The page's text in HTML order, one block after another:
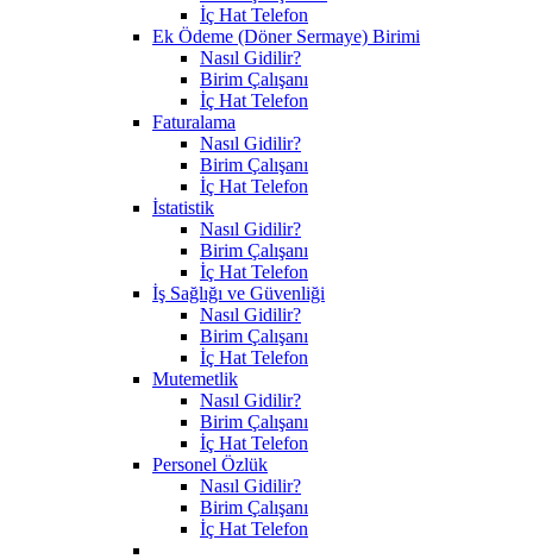
İç Hat Telefon
Ek Ödeme (Döner Sermaye) Birimi
Nasıl Gidilir?
Birim Çalışanı
İç Hat Telefon
Faturalama
Nasıl Gidilir?
Birim Çalışanı
İç Hat Telefon
İstatistik
Nasıl Gidilir?
Birim Çalışanı
İç Hat Telefon
İş Sağlığı ve Güvenliği
Nasıl Gidilir?
Birim Çalışanı
İç Hat Telefon
Mutemetlik
Nasıl Gidilir?
Birim Çalışanı
İç Hat Telefon
Personel Özlük
Nasıl Gidilir?
Birim Çalışanı
İç Hat Telefon